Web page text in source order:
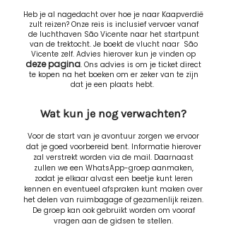
Heb je al nagedacht over hoe je naar Kaapverdië
zult reizen? Onze reis is inclusief vervoer vanaf
de luchthaven São Vicente naar het startpunt
van de trektocht. Je boekt de vlucht naar São
Vicente zelf. Advies hierover kun je vinden op
deze pagina. Ons advies is om je ticket direct
te kopen na het boeken om er zeker van te zijn
dat je een plaats hebt.
Wat kun je nog verwachten?
Voor de start van je avontuur zorgen we ervoor
dat je goed voorbereid bent. Informatie hierover
zal verstrekt worden via de mail. Daarnaast
zullen we een WhatsApp-groep aanmaken,
zodat je elkaar alvast een beetje kunt leren
kennen en eventueel afspraken kunt maken over
het delen van ruimbagage of gezamenlijk reizen.
De groep kan ook gebruikt worden om vooraf
vragen aan de gidsen te stellen.